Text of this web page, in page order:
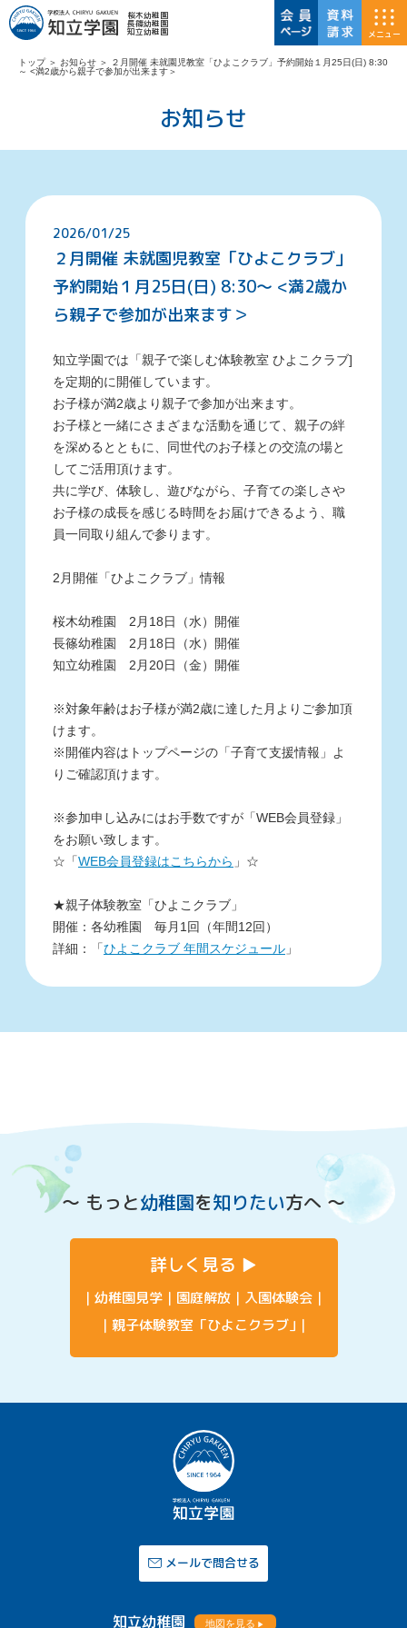
桜木幼稚園
長篠幼稚園
知立幼稚園 メニュー
トップ ＞ お知らせ ＞
２月開催 未就園児教室「ひよこクラブ」予約開始１月25日(日) 8:30
～ <満2歳から親子で参加が出来ます＞
お知らせ
2026/01/25
２月開催 未就園児教室「ひよこクラブ」
予約開始１月25日(日) 8:30～ <満2歳か
ら親子で参加が出来ます＞
知立学園では「親子で楽しむ体験教室 ひよこクラブ]
を定期的に開催しています。
お子様が満2歳より親子で参加が出来ます。
お子様と一緒にさまざまな活動を通じて、親子の絆
を深めるとともに、同世代のお子様との交流の場と
してご活用頂けます。
共に学び、体験し、遊びながら、子育ての楽しさや
お子様の成長を感じる時間をお届けできるよう、職
員一同取り組んで参ります。
2月開催「ひよこクラブ」情報
桜木幼稚園 2月18日（水）開催
長篠幼稚園 2月18日（水）開催
知立幼稚園 2月20日（金）開催
※対象年齢はお子様が満2歳に達した月よりご参加頂
けます。
※開催内容はトップページの「子育て支援情報」よ
りご確認頂けます。
※参加申し込みにはお手数ですが「WEB会員登録」
をお願い致します。
☆「WEB会員登録はこちらから 」☆
★親子体験教室「ひよこクラブ」
開催：各幼稚園 毎月1回（年間12回）
詳細：「ひよこクラブ 年間スケジュール 」
〜 もっと幼稚園を知りたい方へ 〜
詳しく見る
幼稚園見学 園庭解放
入園体験会
親子体験教室「ひよこクラブ」
メールで問合せる
知立幼稚園 地図を見る